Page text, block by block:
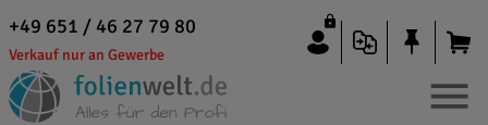
+49 651 / 46 27 79 80
Verkauf nur an Gewerbe